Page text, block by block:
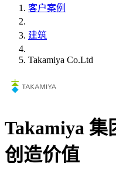
客户案例
建筑
Takamiya Co.Ltd
Takamiya 集
创造价值